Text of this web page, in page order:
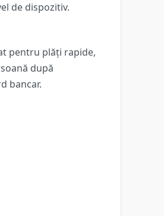
de dispozitiv.
pentru plăți rapide,
după
bancar.